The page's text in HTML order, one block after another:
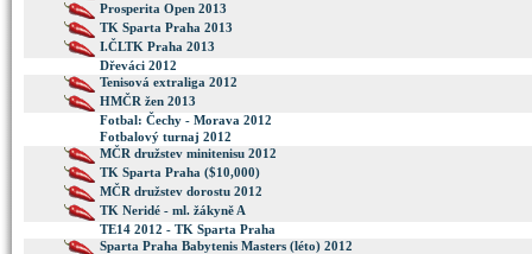
Prosperita Open 2013
TK Sparta Praha 2013
I.ČLTK Praha 2013
Dřeváci 2012
Tenisová extraliga 2012
HMČR žen 2013
Fotbal: Čechy - Morava 2012
Fotbalový turnaj 2012
MČR družstev minitenisu 2012
TK Sparta Praha ($10,000)
MČR družstev dorostu 2012
TK Neridé - ml. žákyně A
TE14 2012 - TK Sparta Praha
Sparta Praha Babytenis Masters (léto) 2012